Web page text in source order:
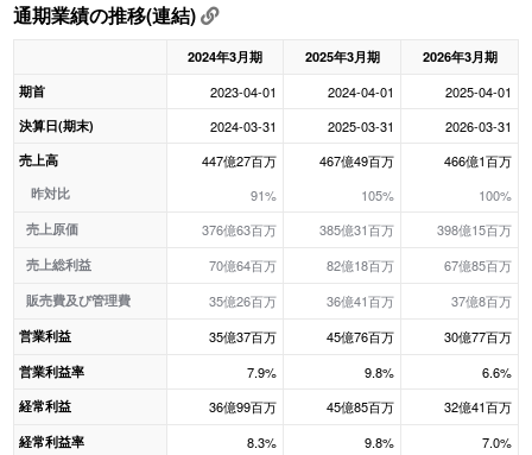
通期業績の推移(連結)
2024年3月期 2025年3月期
2026年3月期
期首
2023-04-01 2024-04-01 2025-04-01
決算日(期末) 2024-03-31 2025-03-31 2026-03-31
売上高
昨対比
447億27百万
91%
467億49百万
105%
466億1百万
100%
売上原価 376億63百万 385億31百万 398億15百万
売上総利益 70億64百万 82億18百万 67億85百万
販売費及び管理費 35億26百万 36億41百万 37億8百万
営業利益 35億37百万 45億76百万 30億77百万
営業利益率 7.9% 9.8% 6.6%
経常利益 36億99百万 45億85百万 32億41百万
経常利益率 8.3% 9.8% 7.0%